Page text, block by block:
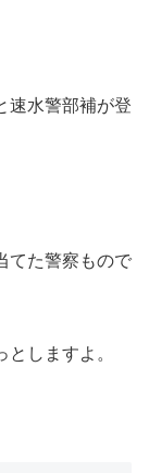
速水警部補が登
てた警察もので
しますよ。